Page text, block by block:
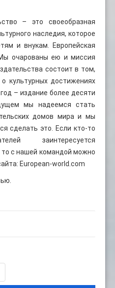
– это своеобразная
наследия, которое
и внукам. Европейская
очарованы ею и миссия
состоит в том,
культурных достижениях
– издание более десяти
мы надеемся стать
домов мира и мы
сделать это. Если кто-то
заинтересуется
с нашей командой можно
European-world.com